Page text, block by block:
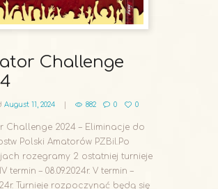
Challenge
August 11, 2024 882 0 0
Challenge 2024 – Eliminacje do
Polski Amatorów PZBil.Po
rozegramy 2 ostatniej turnieje
termin – 08.09.2024r. V termin –
Turnieje rozpoczynać będą się